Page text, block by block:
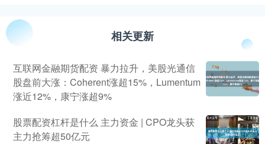
相关更新
互联网金融期货配资 暴力拉升，美股光通信
股盘前大涨：Coherent涨超15%，Lumentum
涨近12%，康宁涨超9%
股票配资杠杆是什么 主力资金 | CPO龙头获
主力抢筹超50亿元